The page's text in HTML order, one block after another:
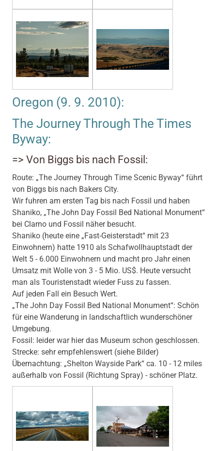
Oregon (9. 9. 2010):
The Journey Through The Times
Byway:
=> Von Biggs bis nach Fossil:
Route: „The Journey Through Time Scenic Byway“ führt
von Biggs bis nach Bakers City.
Wir fuhren am ersten Tag bis nach Fossil und haben
Shaniko, „The John Day Fossil Bed National Monument“
bei Clarno und Fossil näher besucht.
Shaniko (heute eine „Fast-Geisterstadt“ mit 23
Einwohnern) hatte 1910 als Schafwollhauptstadt der
Welt 5 - 6.000 Einwohnern und macht pro Jahr einen
Umsatz mit Wolle von 3 - 5 Mio. US$. Heute versucht
man als Touristenstadt wieder Fuss zu fassen.
Auf jeden Fall ein Besuch Wert.
„The John Day Fossil Bed National Monument“: Schön
für eine Wanderung in landschaftlich wunderschöner
Umgebung.
Fossil: leider war hier das Museum schon geschlossen.
Strecke: sehr empfehlenswert (siehe Bilder)
Übernachtung: „Shelton Wayside Park“ ca. 10 - 12 miles
außerhalb von Fossil (Richtung Spray) - schöner Platz.